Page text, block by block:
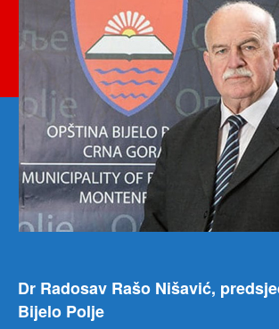
Dr Radosav Rašo Nišavić,
Bijelo Polje